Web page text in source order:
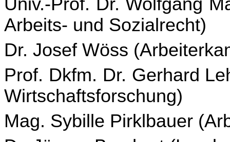
Arbeits- und Sozialrecht)
Dr. Josef Wöss
Prof. Dkfm. Dr. Gerhard
Wirtschaftsforschung)
Mag. Sybille Pirklbauer